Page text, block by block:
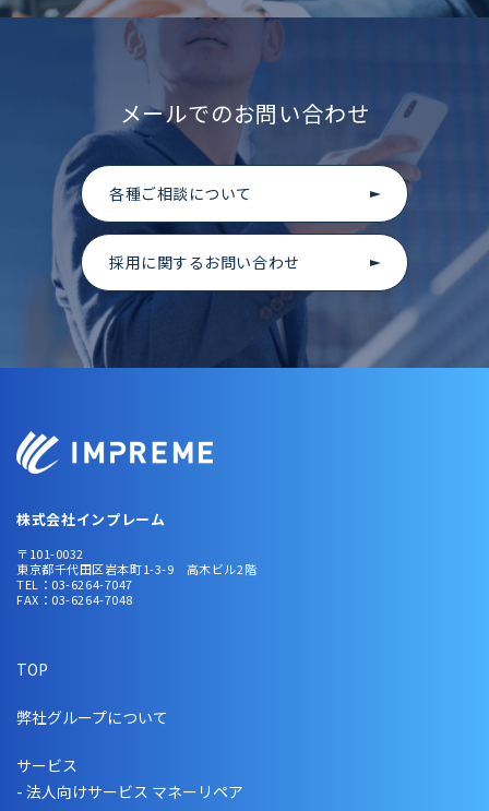
メールでのお問い合わせ
各種ご相談について
採用に関するお問い合わせ
株式会社インプレーム
〒101-0032
東京都千代田区岩本町1-3-9 高木ビル2階
TEL：03-6264-7047
FAX：03-6264-7048
TOP
弊社グループについて
サービス
- 法人向けサービス マネーリペア